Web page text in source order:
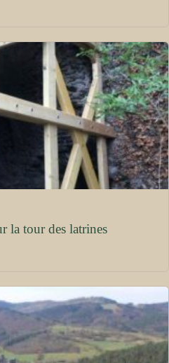
la tour des latrines